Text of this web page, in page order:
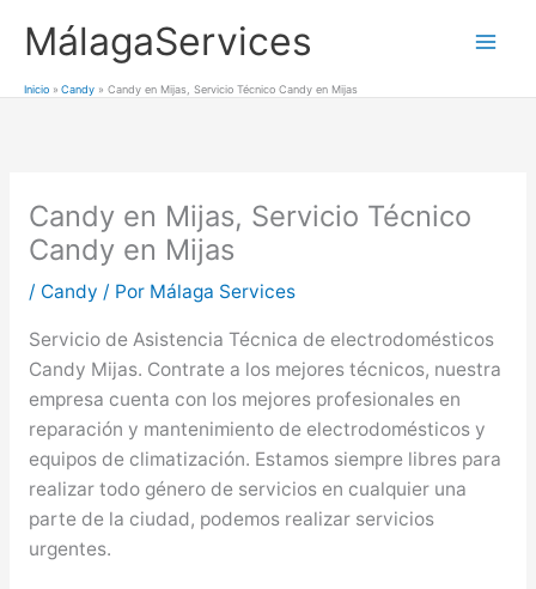
MálagaServices
Inicio Candy Candy en Mijas, Servicio Técnico Candy en Mijas
Candy en Mijas, Servicio Técnico
Candy en Mijas
/ Candy / Por Málaga Services
Servicio de Asistencia Técnica de electrodomésticos
Candy Mijas. Contrate a los mejores técnicos, nuestra
empresa cuenta con los mejores profesionales en
reparación y mantenimiento de electrodomésticos y
equipos de climatización. Estamos siempre libres para
realizar todo género de servicios en cualquier una
parte de la ciudad, podemos realizar servicios
urgentes.